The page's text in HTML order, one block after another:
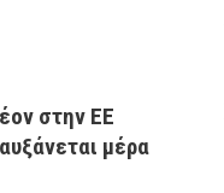
στην ΕΕ
μέρα